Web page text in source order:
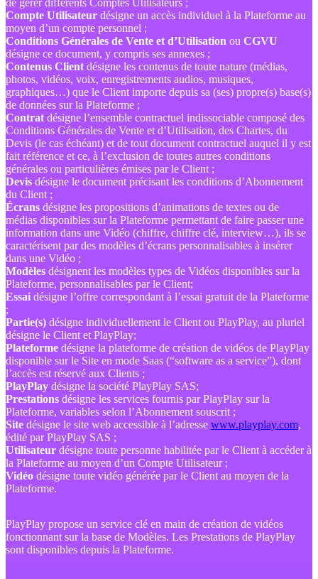
Compte Utilisateur désigne un accès individuel à la Plateforme au
moyen d’un compte personnel ;
Conditions Générales de Vente et d’Utilisation ou CGVU
désigne ce document, y compris ses annexes ;
Contenus Client désigne les contenus de toute nature (médias,
photos, vidéos, voix, enregistrements audios, musiques,
graphiques…) que le Client importe depuis sa (ses) propre(s) base(s)
de données sur la Plateforme ;
Contrat désigne l’ensemble contractuel indissociable composé des
Conditions Générales de Vente et d’Utilisation, des Chartes, du
Devis (le cas échéant) et de tout document contractuel auquel il y est
fait référence et ce, à l’exclusion de toutes autres conditions
générales ou particulières émises par le Client ;
Devis désigne le document précisant les conditions d’Abonnement
du Client ;
Écrans désigne les propositions d’animations de textes ou de
médias disponibles sur la Plateforme permettant de faire passer une
information dans une Vidéo (chiffre, chiffre clé, interview…), ils se
caractérisent par des modèles d’écrans personnalisables à insérer
dans une Vidéo ;
Modèles désignent les modèles types de Vidéos disponibles sur la
Plateforme, personnalisables par le Client;
Essai désigne l’offre correspondant à l’essai gratuit de la Plateforme
;
Partie(s) désigne individuellement le Client ou PlayPlay, au pluriel
désigne le Client et PlayPlay;
Plateforme désigne la plateforme de création de vidéos de PlayPlay
disponible sur le Site en mode Saas (“software as a service”), dont
l’accès est réservé aux Clients ;
PlayPlay désigne la société PlayPlay SAS;
Prestations désigne les services fournis par PlayPlay sur la
Plateforme, variables selon l’Abonnement souscrit ;
Site désigne le site web accessible à l’adresse www.playplay.com,
édité par PlayPlay SAS ;
Utilisateur désigne toute personne habilitée par le Client à accéder à
la Plateforme au moyen d’un Compte Utilisateur ;
Vidéo désigne toute vidéo générée par le Client au moyen de la
Plateforme.
PlayPlay propose un service clé en main de création de vidéos
fonctionnant sur la base de Modèles. Les Prestations de PlayPlay
sont disponibles depuis la Plateforme.